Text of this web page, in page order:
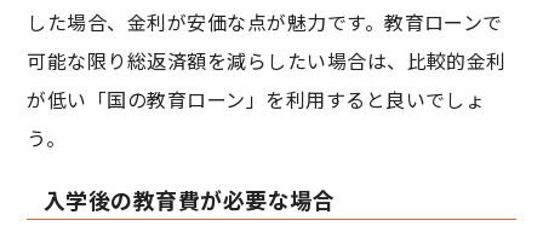
した場合、金利が安価な点が魅力です。教育ローンで
可能な限り総返済額を減らしたい場合は、比較的金利
が低い「国の教育ローン」を利用すると良いでしょ
う。
入学後の教育費が必要な場合